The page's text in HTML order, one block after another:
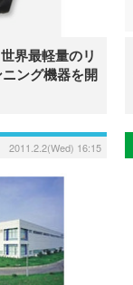
界最軽量のリ
ング機器を開
2011.2.2(Wed) 16:15